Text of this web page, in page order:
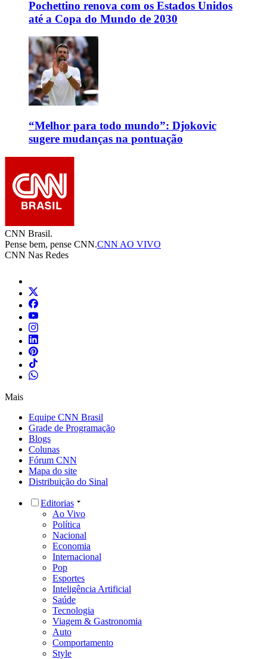
Pochettino renova com os Estados Unidos
até a Copa do Mundo de 2030
“Melhor para todo mundo”: Djokovic
sugere mudanças na pontuação
CNN Brasil.
Pense bem, pense CNN.CNN AO VIVO
CNN Nas Redes
Mais
Equipe CNN Brasil
Grade de Programação
Blogs
Colunas
Fórum CNN
Mapa do site
Distribuição do Sinal
Editorias
Ao Vivo
Política
Nacional
Economia
Internacional
Pop
Esportes
Inteligência Artificial
Saúde
Tecnologia
Viagem & Gastronomia
Auto
Comportamento
Style